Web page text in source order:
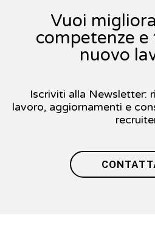
Vuoi
competenze
nuovo
Iscriviti alla Newsletter:
lavoro, aggiornamenti e